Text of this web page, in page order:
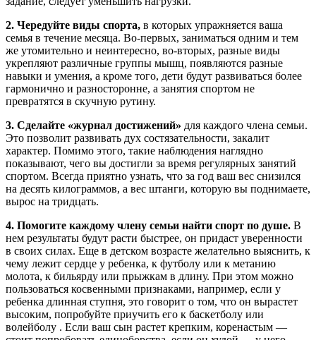
2. Чередуйте виды спорта, в которых упражняется ваша
семья в течение месяца. Во-первых, заниматься одним и тем
же утомительно и неинтересно, во-вторых, разные виды
укрепляют различные группы мышц, появляются разные
навыки и умения, а кроме того, дети будут развиваться более
гармонично и разносторонне, а занятия спортом не
превратятся в скучную рутину.
3. Сделайте «журнал достижений» для каждого члена семьи.
Это позволит развивать дух состязательности, закалит
характер. Помимо этого, такие наблюдения наглядно
показывают, чего вы достигли за время регулярных занятий
спортом. Всегда приятно узнать, что за год ваш вес снизился
на десять килограммов, а вес штанги, которую вы поднимаете,
вырос на тридцать.
4. Помогите каждому члену семьи найти спорт по душе. В
нем результаты будут расти быстрее, он придаст уверенности
в своих силах. Еще в детском возрасте желательно выяснить, к
чему лежит сердце у ребенка, к футболу или к метанию
молота, к бильярду или прыжкам в длину. При этом можно
пользоваться косвенными признаками, например, если у
ребенка длинная ступня, это говорит о том, что он вырастет
высоким, попробуйте приучить его к баскетболу или
волейболу . Если ваш сын растет крепким, коренастым —